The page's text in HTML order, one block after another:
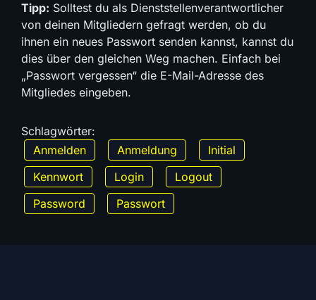
Tipp: Solltest du als Dienststellenverantwortlicher
von deinen Mitgliedern gefragt werden, ob du
ihnen ein neues Passwort senden kannst, kannst du
dies über den gleichen Weg machen. Einfach bei
„Passwort vergessen“ die E-Mail-Adresse des
Mitgliedes eingeben.
Schlagwörter:
Anmelden
Anmeldung
Initial
Kennwort
Login
Logout
Password
Passwort